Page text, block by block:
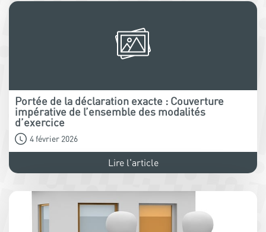
Portée de la déclaration exacte : Couverture
impérative de l’ensemble des modalités
d’exercice
4 février 2026
Lire l'article